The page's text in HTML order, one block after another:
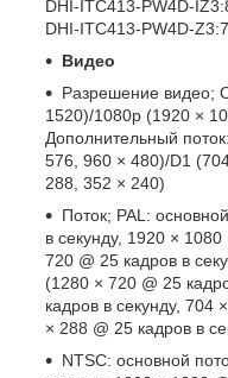
DHI-ITC413-PW4D-
DHI-ITC413-PW4D-
Видео
Разрешение видео;
1520)/1080p (1920 ×
Дополнительный
576, 960 × 480)/D1
288, 352 × 240)
Поток; PAL:
в секунду, 1920 ×
720 @ 25 кадров в
(1280 × 720 @ 25
кадров в секунду, 704
× 288 @ 25 кадров в
NTSC: основной